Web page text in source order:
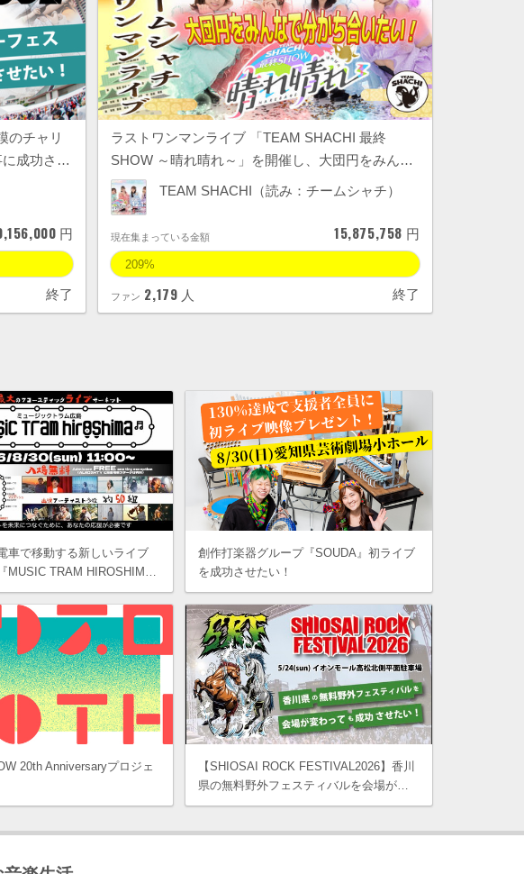
のチャリ
に成功さ…
円
終了
ラストワンマンライブ 「TEAM SHACHI 最終
SHOW ～晴れ晴れ～」を開催し、大団円をみん…
TEAM SHACHI（読み：チームシャチ）
現在集まっている金額 15,875,758 円
209%
ファン 2,179 人 終了
車で移動する新しいライブ
MUSIC TRAM HIROSHIM…
創作打楽器グループ『SOUDA』初ライブ
を成功させたい！
20th Anniversaryプロジェ
【SHIOSAI ROCK FESTIVAL2026】香川
県の無料野外フェスティバルを会場が…